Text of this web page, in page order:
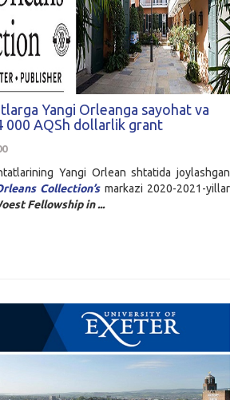
Yangi Orleanga sayohat va
000 AQSh dollarlik grant
Yangi Orlean shtatida joylashgan
Collection’smarkazi 2020-2021-yillar
Fellowship in ...